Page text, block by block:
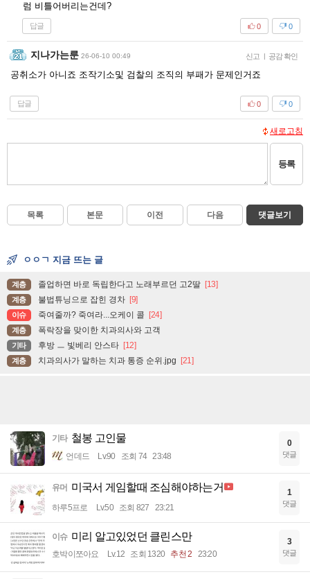
럼 비틀어버리는건데?
답글 0
0
지나가는룬 26-06-10 00:49 신고 공감 확인
공취소가 아니죠 조작기소및 검찰의 조직의 부패가 문제인거죠
답글 0
0
새로고침
등록
목록 본문 이전 다음 댓글보기
ㅇㅇㄱ 지금 뜨는 글
계층 졸업하면 바로 독립한다고 노래부르던 고2딸 [13]
계층 불법튜닝으로 잡힌 경차 [9]
이슈 죽여줄까? 죽여라...오케이 콜 [24]
계층 폭락장을 맞이한 치과의사와 고객
기타 후방 ㅡ 빛베리 안스타 [12]
계층 치과의사가 말하는 치과 통증 순위.jpg [21]
기타 철봉 고인물
언데드 Lv.90 조회 74 23:48
0
댓글
유머 미국서 게임할때 조심해야하는거
하루5프로 Lv.50 조회 827 23:21
1
댓글
이슈 미리 알고있었던 클린스만
호박이쪼아요 Lv.12 조회 1320 추천 2 23:20
3
댓글